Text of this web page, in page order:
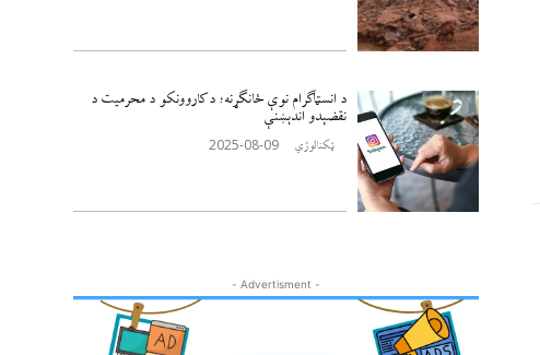
د انسټاګرام نوې ځانګړنه؛ د کاروونکو د محرمیت د
نقضېدو اندېښنې
ټکنالوژي 2025-08-09
- Advertisment -